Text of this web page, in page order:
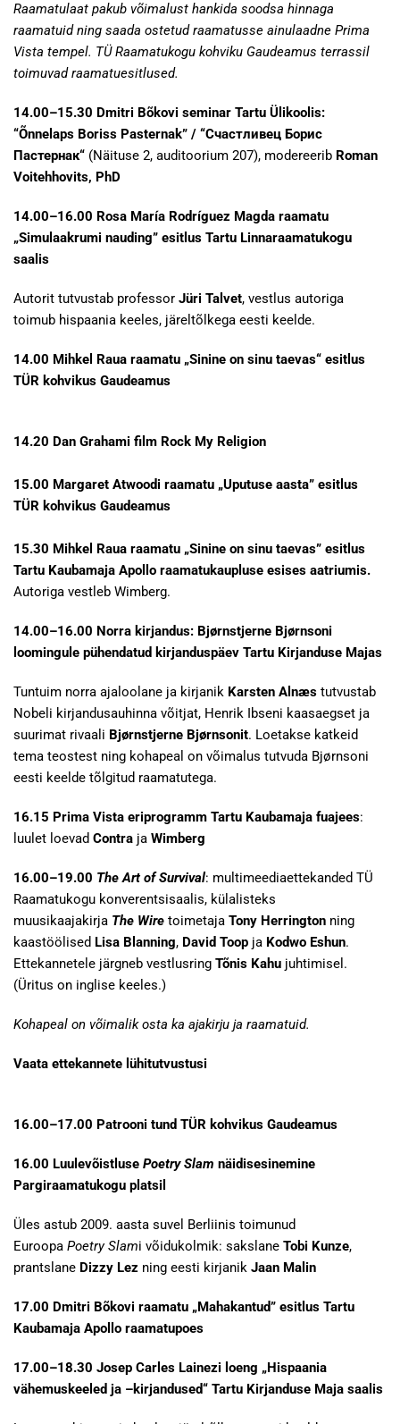
Raamatulaat pakub võimalust hankida soodsa hinnaga
raamatuid ning saada ostetud raamatusse ainulaadne Prima
Vista tempel. TÜ Raamatukogu kohviku Gaudeamus terrassil
toimuvad raamatuesitlused.
14.00–15.30 Dmitri Bõkovi seminar Tartu Ülikoolis:
“Õnnelaps Boriss Pasternak” / “Счастливец Борис
Пастернак“ (Näituse 2, auditoorium 207), modereerib Roman
Voitehhovits, PhD
14.00–16.00 Rosa María Rodríguez Magda raamatu
„Simulaakrumi nauding” esitlus Tartu Linnaraamatukogu
saalis
Autorit tutvustab professor Jüri Talvet, vestlus autoriga
toimub hispaania keeles, järeltõlkega eesti keelde.
14.00 Mihkel Raua raamatu „Sinine on sinu taevas“ esitlus
TÜR kohvikus Gaudeamus
14.20 Dan Grahami film Rock My Religion
15.00 Margaret Atwoodi raamatu „Uputuse aasta” esitlus
TÜR kohvikus Gaudeamus
15.30 Mihkel Raua raamatu „Sinine on sinu taevas” esitlus
Tartu Kaubamaja Apollo raamatukaupluse esises aatriumis.
Autoriga vestleb Wimberg.
14.00–16.00 Norra kirjandus: Bjørnstjerne Bjørnsoni
loomingule pühendatud kirjanduspäev Tartu Kirjanduse Majas
Tuntuim norra ajaloolane ja kirjanik Karsten Alnæs tutvustab
Nobeli kirjandusauhinna võitjat, Henrik Ibseni kaasaegset ja
suurimat rivaali Bjørnstjerne Bjørnsonit. Loetakse katkeid
tema teostest ning kohapeal on võimalus tutvuda Bjørnsoni
eesti keelde tõlgitud raamatutega.
16.15 Prima Vista eriprogramm Tartu Kaubamaja fuajees:
luulet loevad Contra ja Wimberg
16.00–19.00 The Art of Survival: multimeediaettekanded TÜ
Raamatukogu konverentsisaalis, külalisteks
muusikaajakirja The Wire toimetaja Tony Herrington ning
kaastöölised Lisa Blanning, David Toop ja Kodwo Eshun.
Ettekannetele järgneb vestlusring Tõnis Kahu juhtimisel.
(Üritus on inglise keeles.)
Kohapeal on võimalik osta ka ajakirju ja raamatuid.
Vaata ettekannete lühitutvustusi
16.00–17.00 Patrooni tund TÜR kohvikus Gaudeamus
16.00 Luulevõistluse Poetry Slam näidisesinemine
Pargiraamatukogu platsil
Üles astub 2009. aasta suvel Berliinis toimunud
Euroopa Poetry Slami võidukolmik: sakslane Tobi Kunze,
prantslane Dizzy Lez ning eesti kirjanik Jaan Malin
17.00 Dmitri Bõkovi raamatu „Mahakantud” esitlus Tartu
Kaubamaja Apollo raamatupoes
17.00–18.30 Josep Carles Lainezi loeng „Hispaania
vähemuskeeled ja –kirjandused“ Tartu Kirjanduse Maja saalis